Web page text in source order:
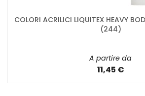
COLORI ACRILICI LIQUITEX HEAVY
(244)
A partire da
11,45 €